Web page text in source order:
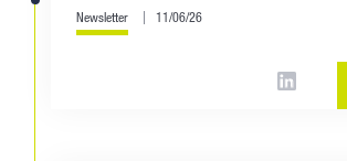
Newsletter 11/06/26